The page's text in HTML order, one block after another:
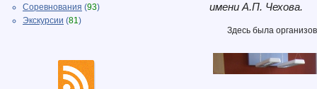
Соревнования (93)
Экскурсии (81)
имени А.П. Чехова.
Здесь была